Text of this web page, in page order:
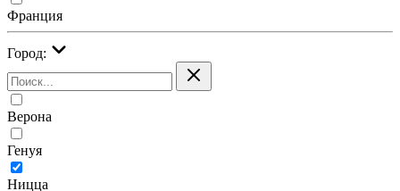
Франция
Город:
Верона
Генуя
Ницца